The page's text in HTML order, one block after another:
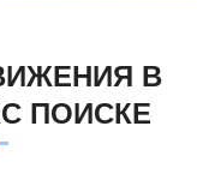
В
ПОИСКЕ